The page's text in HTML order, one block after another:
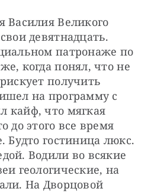
Василия Великого
девятнадцать.
патронаже по
когда понял, что не
получить
на программу с
кайф, что мягкая
до этого все время
Будто гостиница люкс.
Водили во всякие
геологические, на
На Дворцовой